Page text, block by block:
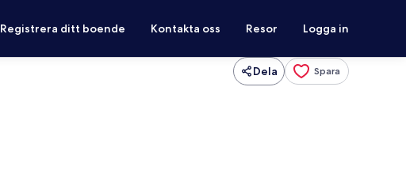
Registrera ditt boende Kontakta oss Resor Logga in
Dela Spara